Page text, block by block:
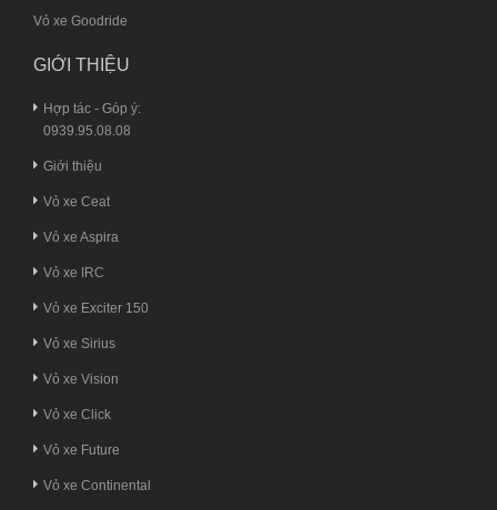
Vỏ xe Goodride
GIỚI THIỆU
Hợp tác - Góp ý:
0939.95.08.08
Giới thiệu
Vỏ xe Ceat
Vỏ xe Aspira
Vỏ xe IRC
Vỏ xe Exciter 150
Vỏ xe Sirius
Vỏ xe Vision
Vỏ xe Click
Vỏ xe Future
Vỏ xe Continental